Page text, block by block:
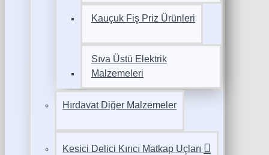
Kauçuk Fiş Priz Ürünleri
Sıva Üstü Elektrik
Malzemeleri
Hırdavat Diğer Malzemeler
Kesici Delici Kırıcı Matkap Uçları